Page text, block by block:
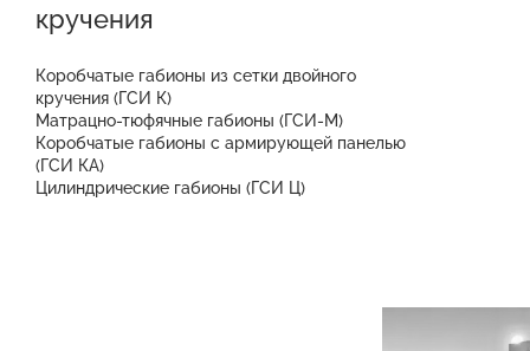
кручения
Коробчатые габионы из сетки двойного
кручения (ГСИ К)
Матрацно-тюфячные габионы (ГСИ-М)
Коробчатые габионы с армирующей панелью
(ГСИ КА)
Цилиндрические габионы (ГСИ Ц)